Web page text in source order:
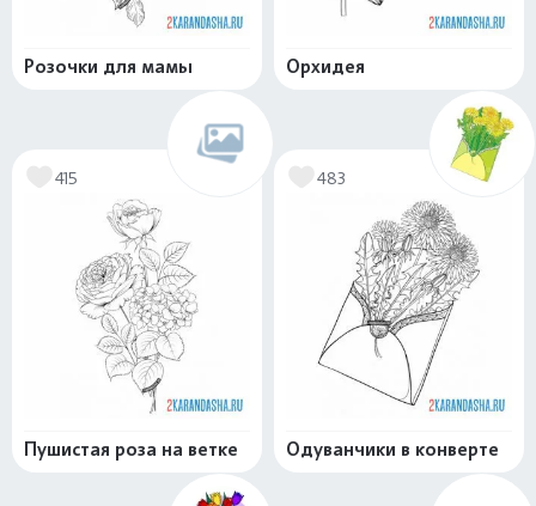
Розочки для мамы Орхидея
415
Пушистая роза на ветке
483
Одуванчики в конверте